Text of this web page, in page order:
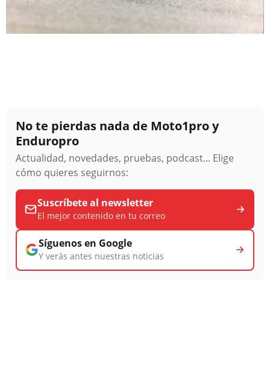
No te pierdas nada de Moto1pro y
Enduropro
Actualidad, novedades, pruebas, podcast... Elige
cómo quieres seguirnos:
Suscríbete al newsletter
El mejor contenido en tu correo
Síguenos en Google
Y verás antes nuestras noticias